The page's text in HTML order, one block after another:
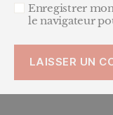
Enregistrer
le navigateur